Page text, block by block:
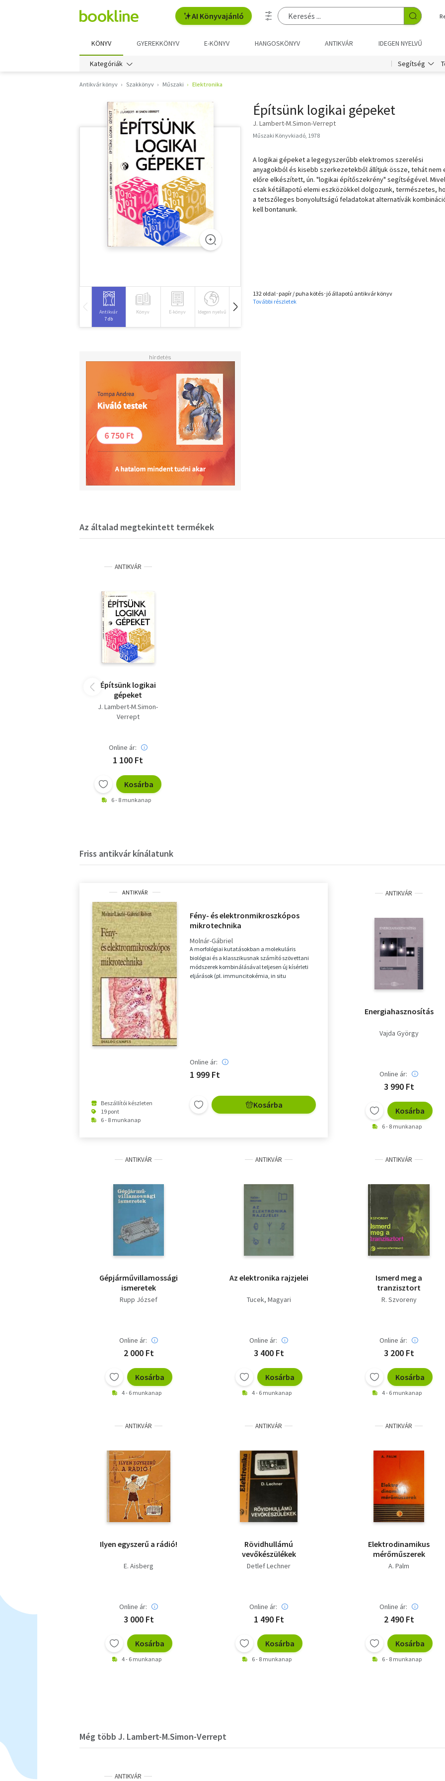
AI Könyvajánló
KÖNYV GYEREKKÖNYV E-KÖNYV HANGOSKÖNYV ANTIKVÁR IDEGEN NYELVŰ
Kategóriák Segítség
Antikvár könyv Szakkönyv Műszaki Elektronika
Antikvár
7 db
Könyv E-könyv Idegen nyelvű Hangoskönyv
Építsünk logikai gépeket
J. Lambert-M.Simon-Verrept
Műszaki Könyvkiadó, 1978
A logikai gépeket a legegyszerűbb elektromos szerelési
anyagokból és kisebb szerkezetekből állítjuk össze, tehát nem
előre elkészített, ún. "logikai építőszekrény" segítségével. Mivel
csak kétállapotú elemi eszközökkel dolgozunk, természetes,
a tetszőleges bonyolultságú feladatokat alternatívák
kell bontanunk.
132 oldal･papír / puha kötés･jó állapotú antikvár könyv
További részletek
Az általad megtekintett termékek
ANTIKVÁR
Építsünk logikai
gépeket
J. Lambert-M.Simon-
Verrept
Online ár:
1 100 Ft
Kosárba
6 - 8 munkanap
Friss antikvár kínálatunk
ANTIKVÁR
Beszállítói készleten
19 pont
6 - 8 munkanap
Fény- és elektronmikroszkópos
mikrotechnika
Molnár-Gábriel
A morfológiai kutatásokban a molekuláris
biológiai és a klasszikusnak számító szövettani
módszerek kombinálásával teljesen új kísérleti
eljárások (pl. immuncitokémia, in situ
Online ár:
1 999 Ft
Kosárba
ANTIKVÁR
Energiahasznosítás
Vajda György
Online ár:
3 990 Ft
Kosárba
6 - 8 munkanap
ANTIKVÁR
Gépjárművillamossági
ismeretek
Rupp József
Online ár:
2 000 Ft
Kosárba
4 - 6 munkanap
ANTIKVÁR
Az elektronika rajzjelei
Tucek Magyari
Online ár:
3 400 Ft
Kosárba
4 - 6 munkanap
ANTIKVÁR
Ismerd meg a
tranzisztort
R. Szvoreny
Online ár:
3 200 Ft
Kosárba
4 - 6 munkanap
ANTIKVÁR
Ilyen egyszerű a rádió!
E. Aisberg
Online ár:
3 000 Ft
Kosárba
4 - 6 munkanap
ANTIKVÁR
Rövidhullámú
vevőkészülékek
Detlef Lechner
Online ár:
1 490 Ft
Kosárba
6 - 8 munkanap
ANTIKVÁR
Elektrodinamikus
mérőműszerek
A. Palm
Online ár:
2 490 Ft
Kosárba
6 - 8 munkanap
Még több J. Lambert-M.Simon-Verrept
ANTIKVÁR